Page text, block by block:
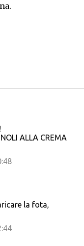
ALLA CREMA
la fota,